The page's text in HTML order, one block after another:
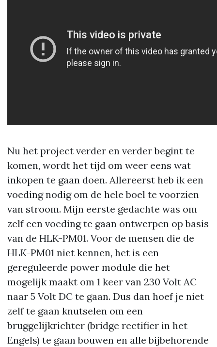
Nu het project verder en verder begint te
komen, wordt het tijd om weer eens wat
inkopen te gaan doen. Allereerst heb ik een
voeding nodig om de hele boel te voorzien
van stroom. Mijn eerste gedachte was om
zelf een voeding te gaan ontwerpen op basis
van de HLK-PM01. Voor de mensen die de
HLK-PM01 niet kennen, het is een
gereguleerde power module die het
mogelijk maakt om 1 keer van 230 Volt AC
naar 5 Volt DC te gaan. Dus dan hoef je niet
zelf te gaan knutselen om een
bruggelijkrichter (bridge rectifier in het
Engels) te gaan bouwen en alle bijbehorende